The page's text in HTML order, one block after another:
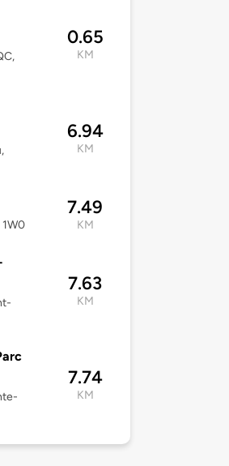
0.65
KM
6.94
KM
1W0
7.49
KM
7.63
KM
7.74
KM